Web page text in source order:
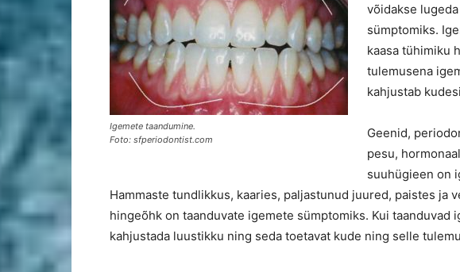
Igemete taandumine.
Foto: sfperiodontist.com
võidakse
sümptomiks.
kaasa tühimiku
tulemusena
kahjustab
Geenid,
pesu,
suuhügieen on
Hammaste tundlikkus, kaaries, paljastunud juured, paistes ja
hingeõhk on taanduvate igemete sümptomiks. Kui taanduvad
kahjustada luustikku ning seda toetavat kude ning selle